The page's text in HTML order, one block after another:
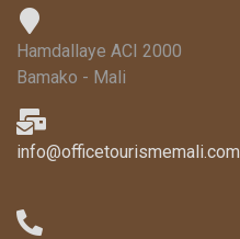
Hamdallaye ACI 2000
Bamako - Mali
info@officetourismemali.com